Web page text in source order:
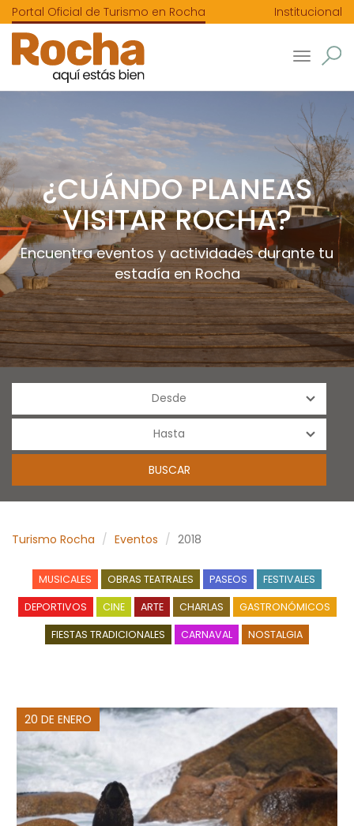
Portal Oficial de Turismo en Rocha Institucional
Toggle
¿CUÁNDO PLANEAS
VISITAR ROCHA?
Encuentra eventos y actividades durante tu
estadía en Rocha
Turismo Rocha Eventos 2018
MUSICALES OBRAS TEATRALES PASEOS FESTIVALES
DEPORTIVOS CINE ARTE CHARLAS GASTRONÓMICOS
FIESTAS TRADICIONALES CARNAVAL NOSTALGIA
20 DE ENERO